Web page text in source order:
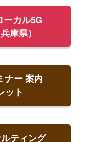
ーカル5G
庫県）
ナー 案内
ット
ティング